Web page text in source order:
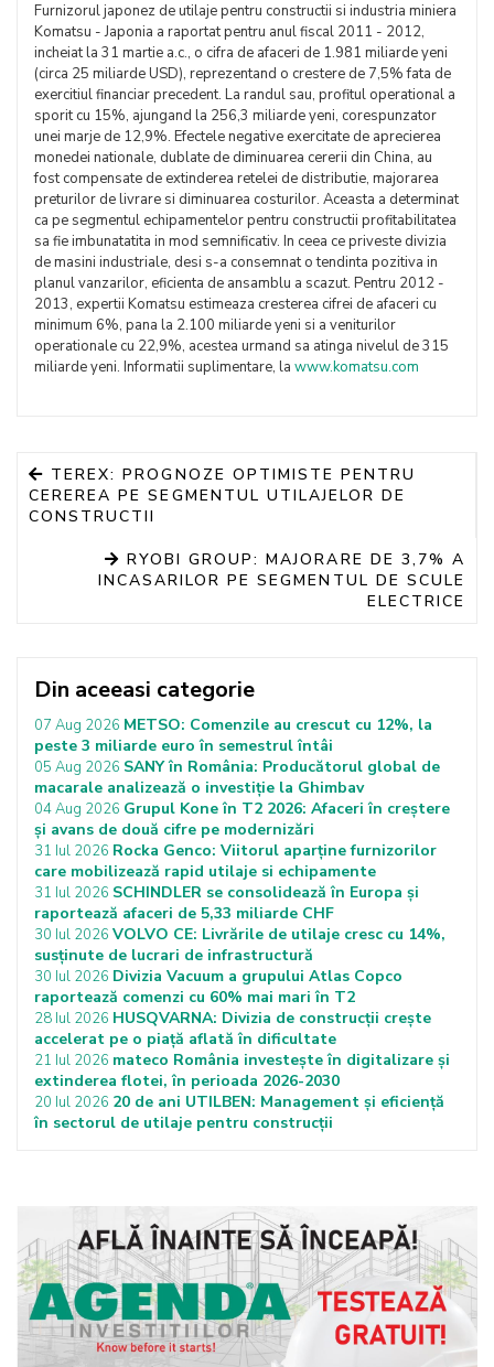
Furnizorul japonez de utilaje pentru constructii si industria miniera
Komatsu - Japonia a raportat pentru anul fiscal 2011 - 2012,
incheiat la 31 martie a.c., o cifra de afaceri de 1.981 miliarde yeni
(circa 25 miliarde USD), reprezentand o crestere de 7,5% fata de
exercitiul financiar precedent. La randul sau, profitul operational a
sporit cu 15%, ajungand la 256,3 miliarde yeni, corespunzator
unei marje de 12,9%. Efectele negative exercitate de aprecierea
monedei nationale, dublate de diminuarea cererii din China, au
fost compensate de extinderea retelei de distributie, majorarea
preturilor de livrare si diminuarea costurilor. Aceasta a determinat
ca pe segmentul echipamentelor pentru constructii profitabilitatea
sa fie imbunatatita in mod semnificativ. In ceea ce priveste divizia
de masini industriale, desi s-a consemnat o tendinta pozitiva in
planul vanzarilor, eficienta de ansamblu a scazut. Pentru 2012 -
2013, expertii Komatsu estimeaza cresterea cifrei de afaceri cu
minimum 6%, pana la 2.100 miliarde yeni si a veniturilor
operationale cu 22,9%, acestea urmand sa atinga nivelul de 315
miliarde yeni. Informatii suplimentare, la www.komatsu.com
TEREX: PROGNOZE OPTIMISTE PENTRU
CEREREA PE SEGMENTUL UTILAJELOR DE
CONSTRUCTII
RYOBI GROUP: MAJORARE DE 3,7% A
INCASARILOR PE SEGMENTUL DE SCULE
ELECTRICE
Din aceeasi categorie
07 Aug 2026 METSO: Comenzile au crescut cu 12%, la
peste 3 miliarde euro în semestrul întâi
05 Aug 2026 SANY în România: Producătorul global de
macarale analizează o investiție la Ghimbav
04 Aug 2026 Grupul Kone în T2 2026: Afaceri în creștere
și avans de două cifre pe modernizări
31 Iul 2026 Rocka Genco: Viitorul aparține furnizorilor
care mobilizează rapid utilaje si echipamente
31 Iul 2026 SCHINDLER se consolidează în Europa și
raportează afaceri de 5,33 miliarde CHF
30 Iul 2026 VOLVO CE: Livrările de utilaje cresc cu 14%,
susținute de lucrari de infrastructură
30 Iul 2026 Divizia Vacuum a grupului Atlas Copco
raportează comenzi cu 60% mai mari în T2
28 Iul 2026 HUSQVARNA: Divizia de construcții crește
accelerat pe o piață aflată în dificultate
21 Iul 2026 mateco România investește în digitalizare și
extinderea flotei, în perioada 2026-2030
20 Iul 2026 20 de ani UTILBEN: Management și eficiență
în sectorul de utilaje pentru construcții